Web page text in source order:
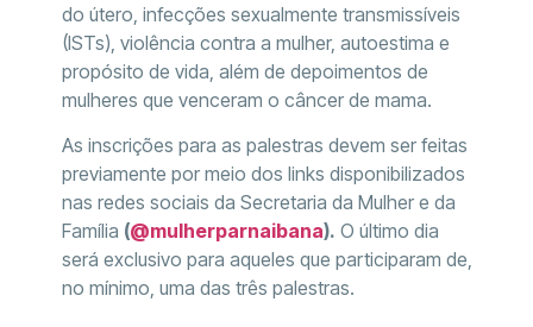
do útero, infecções sexualmente transmissíveis
(ISTs), violência contra a mulher, autoestima e
propósito de vida, além de depoimentos de
mulheres que venceram o câncer de mama.
As inscrições para as palestras devem ser feitas
previamente por meio dos links disponibilizados
nas redes sociais da Secretaria da Mulher e da
Família (@mulherparnaibana). O último dia
será exclusivo para aqueles que participaram de,
no mínimo, uma das três palestras.